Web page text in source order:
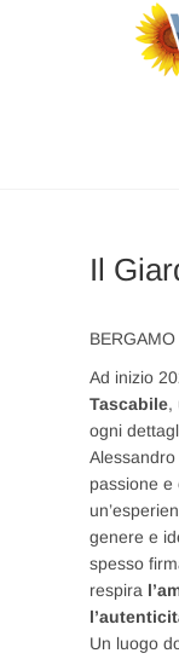
Il
Ad inizio
Tascabile,
ogni
passione e
genere e
spesso
respira
Un luogo